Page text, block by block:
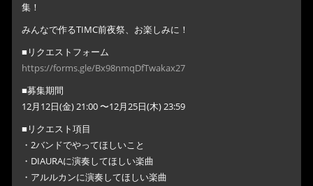
集！
みんなで作るTIMC前夜祭、お楽しみに！
■リクエストフォーム
https://forms.gle/Bx98nmqDfTwakax27
■募集期間
12月12日(金) 21:00 〜12月25日(木) 23:59
■リクエスト項目
・2バンドでやってほしいこと
・DIAURAに演奏してほしい楽曲
・アルルカンに演奏してほしい楽曲